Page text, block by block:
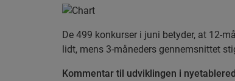
De 499 konkurser i juni betyder, at 12-
lidt, mens 3-måneders gennemsnittet
Kommentar til udviklingen i